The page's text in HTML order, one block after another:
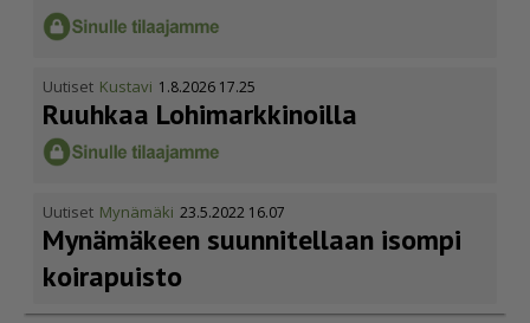
Uutiset Kustavi 1.8.2026 17.25
Ruuhkaa Lohimark­ki­noilla
Uutiset Mynämäki 23.5.2022 16.07
Mynämäkeen suunnitellaan isompi
koirapuisto